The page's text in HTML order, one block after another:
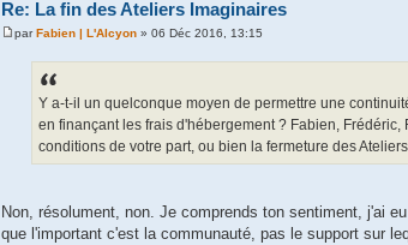
Re: La fin des Ateliers Imaginaires
parFabien | L'Alcyon » 06 Déc 2016, 13:15
Y a-t-il un quelconque moyen de permettre une
en finançant les frais d'hébergement ? Fabien,
conditions de votre part, ou bien la fermeture des
Non, résolument, non. Je comprends ton sentiment, j'ai
que l'important c'est la communauté, pas le support sur